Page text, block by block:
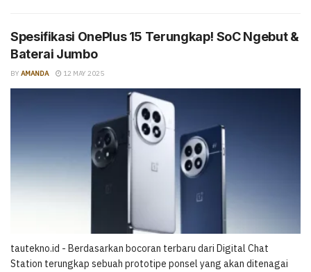
Spesifikasi OnePlus 15 Terungkap! SoC Ngebut &
Baterai Jumbo
BY AMANDA 12 MAY 2025
tautekno.id - Berdasarkan bocoran terbaru dari Digital Chat
Station terungkap sebuah prototipe ponsel yang akan ditenagai